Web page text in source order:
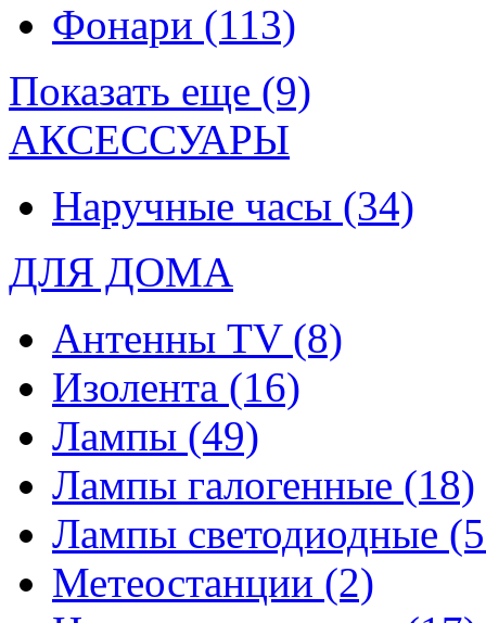
Фонари (113)
Показать еще (9)
АКСЕССУАРЫ
Наручные часы (34)
ДЛЯ ДОМА
Антенны TV (8)
Изолента (16)
Лампы (49)
Лампы галогенные (18)
Лампы светодиодные
Метеостанции (2)